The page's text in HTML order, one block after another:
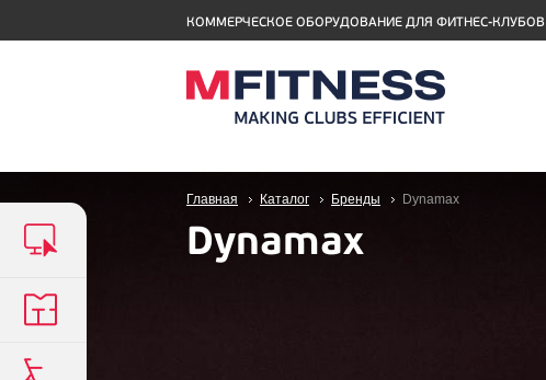
КОММЕРЧЕСКОЕ ОБОРУДОВАНИЕ ДЛЯ ФИТНЕС-КЛУБОВ
Главная Каталог Бренды Dynamax
Dynamax